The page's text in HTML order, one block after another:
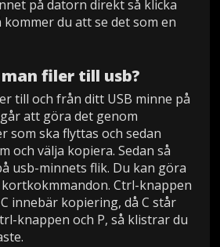
på datorn direkt så klicka
kommer du att se det som en
filer till usb?
till och från ditt USB minne på
att göra det genom
som ska flyttas och sedan
och välja kopiera. Sedan så
usb-minnets flik. Du kan göra
Ctrl-knappen
innebär kopiering, då C står
knappen och P, så klistrar du